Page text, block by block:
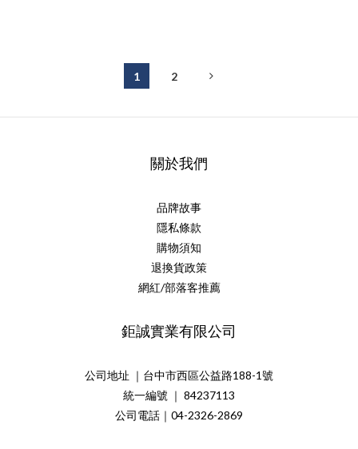
1 2
關於我們
品牌故事
隱私條款
購物須知
退換貨政策
網紅/部落客推薦
鉅誠實業有限公司
公司地址 ｜台中市西區公益路188-1號
統一編號 ｜ 84237113
公司電話｜04-2326-2869